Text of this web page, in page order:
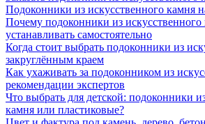
Подоконники из искусственного камня
Почему подоконники из искусственного
устанавливать самостоятельно
Когда стоит выбрать подоконники из
закруглённым краем
Как ухаживать за подоконником из
рекомендации экспертов
Что выбрать для детской: подоконники
камня или пластиковые?